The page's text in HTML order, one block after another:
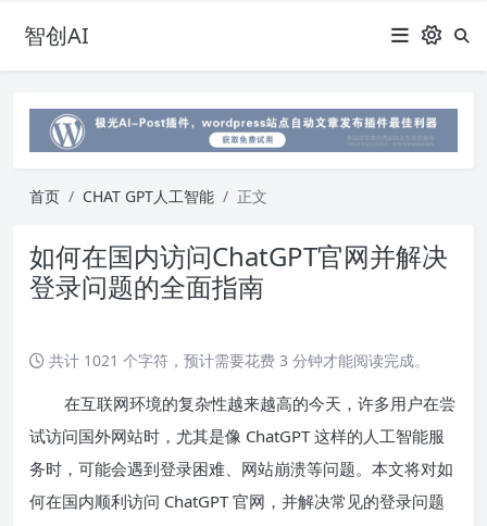
智创AI
首页 CHAT GPT人工智能 正文
如何在国内访问ChatGPT官网并解决
登录问题的全面指南
共计 1021 个字符，预计需要花费 3 分钟才能阅读完成。
在互联网环境的复杂性越来越高的今天，许多用户在尝
试访问国外网站时，尤其是像 ChatGPT 这样的人工智能服
务时，可能会遇到登录困难、网站崩溃等问题。本文将对如
何在国内顺利访问 ChatGPT 官网，并解决常见的登录问题